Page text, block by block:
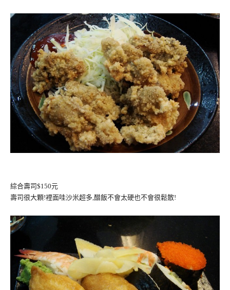
綜合壽司$150元
壽司很大顆!裡面哇沙米超多,醋飯不會太硬也不會很鬆散!